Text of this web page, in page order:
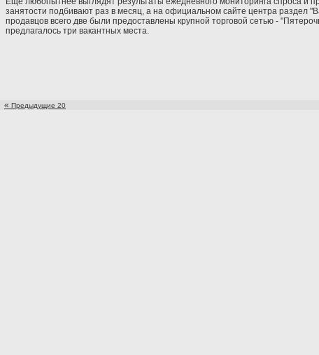
занятости подбивают раз в месяц, а на официальном сайте центра раздел
продавцов всего две были предоставлены крупной торговой сетью -
предлагалось три вакантных места.
« Предыдущие 20